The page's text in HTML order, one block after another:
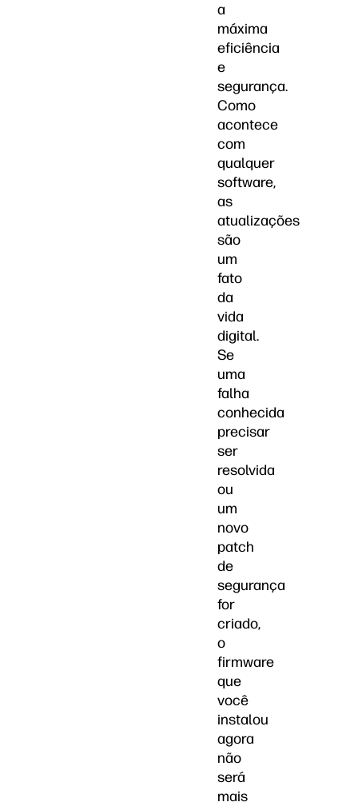
a
máxima
eficiência
e
segurança.
Como
acontece
com
qualquer
software,
as
atualizações
são
um
fato
da
vida
digital.
Se
uma
falha
conhecida
precisar
ser
resolvida
ou
um
novo
patch
de
segurança
for
criado,
o
firmware
que
você
instalou
agora
não
será
mais